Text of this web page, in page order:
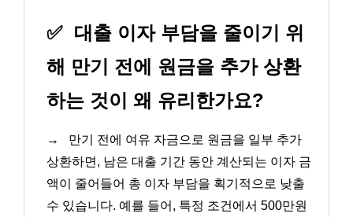
✅ 대출 이자 부담을 줄이기 위
해 만기 전에 원금을 추가 상환
하는 것이 왜 유리한가요?
→
만기 전에 여유 자금으로 원금을 일부 추가
상환하면, 남은 대출 기간 동안 계산되는 이자 금
액이 줄어들어 총 이자 부담을 획기적으로 낮출
수 있습니다. 예를 들어, 특정 조건에서 500만원